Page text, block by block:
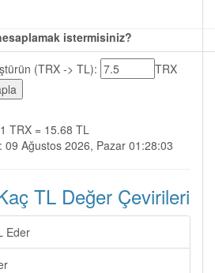
istermisiniz?
(TRX -> TL):
TRX
TRX = 15.68 TL
09 Ağustos 2026, Pazar 01:28:03
TL Değer Çevirileri
Eder